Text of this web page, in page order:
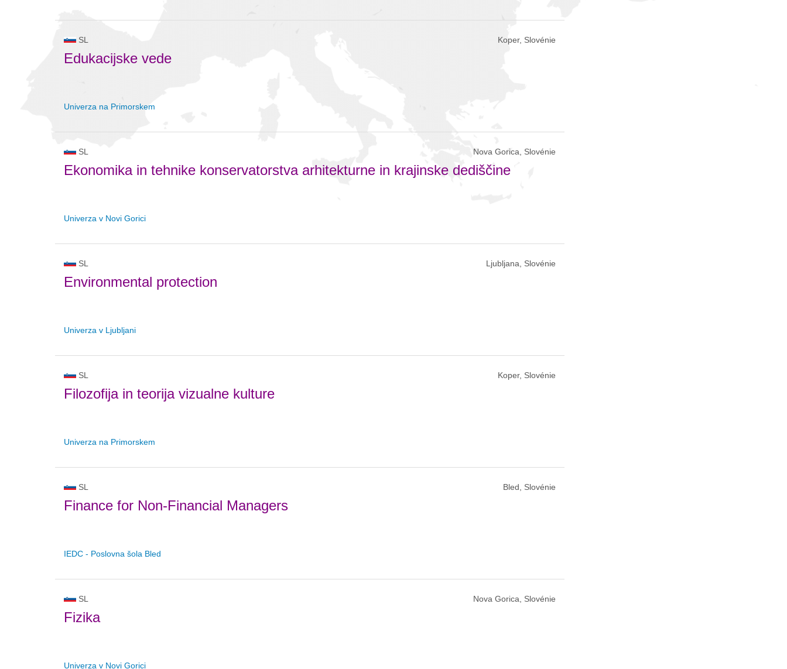
SL Koper, Slovénie
Edukacijske vede
Univerza na Primorskem
SL Nova Gorica, Slovénie
Ekonomika in tehnike konservatorstva arhitekturne in krajinske dediščine
Univerza v Novi Gorici
SL Ljubljana, Slovénie
Environmental protection
Univerza v Ljubljani
SL Koper, Slovénie
Filozofija in teorija vizualne kulture
Univerza na Primorskem
SL Bled, Slovénie
Finance for Non-Financial Managers
IEDC - Poslovna šola Bled
SL Nova Gorica, Slovénie
Fizika
Univerza v Novi Gorici